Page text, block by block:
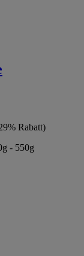
Rabatt)
- 550g